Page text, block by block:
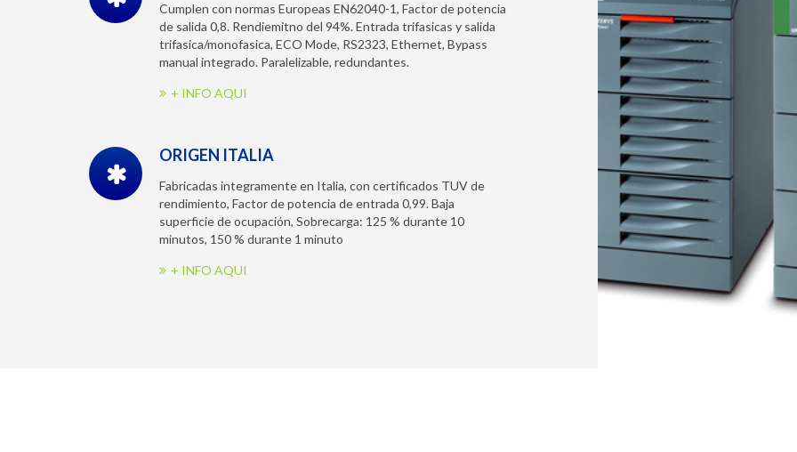
Cumplen con normas Europeas EN62040-1, Factor de potencia
de salida 0,8. Rendiemitno del 94%. Entrada trifasicas y salida
trifasica/monofasica, ECO Mode, RS2323, Ethernet, Bypass
manual integrado. Paralelizable, redundantes.
+ INFO AQUI
ORIGEN ITALIA
Fabricadas integramente en Italia, con certificados TUV de
rendimiento, Factor de potencia de entrada 0,99. Baja
superficie de ocupación, Sobrecarga: 125 % durante 10
minutos, 150 % durante 1 minuto
+ INFO AQUI